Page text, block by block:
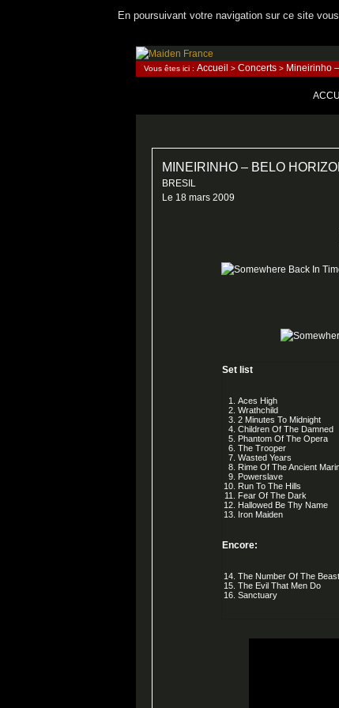
En poursuivant votre navigation sur ce site
Maiden France
Vous êtes ici : Accueil > Concerts > Mineirinho
MINEIRINHO – BELO
BRESIL
Le 18 mars 2009
Set list
Aces High
Wrathchild
2 Minutes To Midnight
Children Of The Damned
Phantom Of The Opera
The Trooper
Wasted Years
Rime Of The Ancient
Powerslave
Run To The Hills
Fear Of The Dark
Hallowed Be Thy Name
Iron Maiden
Encore:
The Number Of The Beast
The Evil That Men Do
Sanctuary